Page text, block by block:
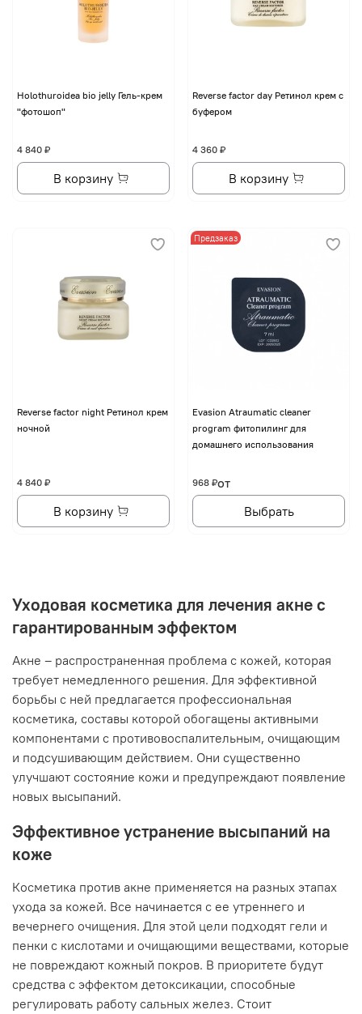
Holothuroidea bio jelly Гель-крем
"фотошоп"
4 840 ₽
В корзину
Reverse factor day Ретинол крем с
буфером
4 360 ₽
В корзину
Reverse factor night Ретинол крем
ночной
4 840 ₽
В корзину
Предзаказ
Evasion Atraumatic cleaner
program фитопилинг для
домашнего использования
от
968 ₽
Выбрать
Уходовая косметика для лечения акне с
гарантированным эффектом
Акне – распространенная проблема с кожей, которая
требует немедленного решения. Для эффективной
борьбы с ней предлагается профессиональная
косметика, составы которой обогащены активными
компонентами с противовоспалительным, очищающим
и подсушивающим действием. Они существенно
улучшают состояние кожи и предупреждают появление
новых высыпаний.
Эффективное устранение высыпаний на
коже
Косметика против акне применяется на разных этапах
ухода за кожей. Все начинается с ее утреннего и
вечернего очищения. Для этой цели подходят гели и
пенки с кислотами и очищающими веществами, которые
не повреждают кожный покров. В приоритете будут
средства с эффектом детоксикации, способные
регулировать работу сальных желез. Стоит